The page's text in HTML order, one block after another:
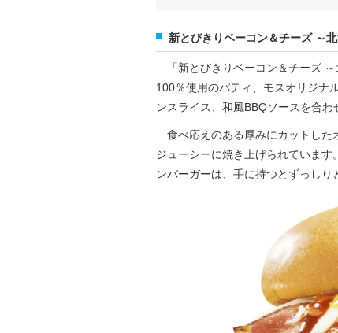
新とびきりベーコン＆チーズ ～
「新とびきりベーコン＆チーズ
100％使用のパティ、モスオリジナ
ンスライス、和風BBQソースを合わ
食べ応えのある厚みにカットした
ジューシーに焼き上げられていま
ンバーガーは、手に持つとずっしり